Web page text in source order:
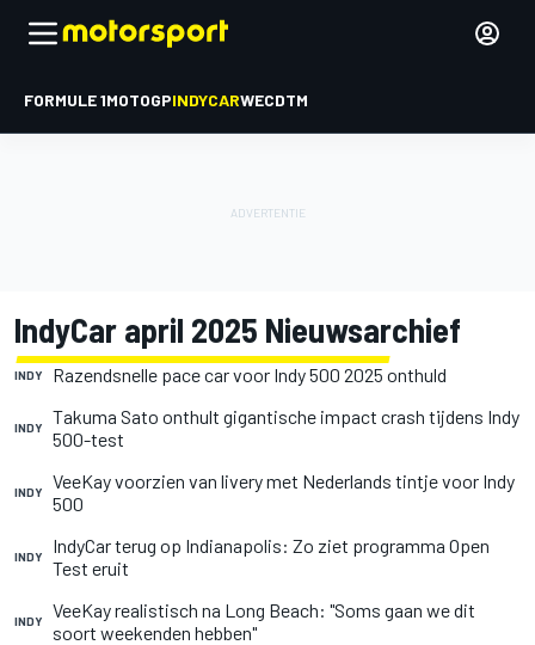
FORMULE 1MOTOGPINDYCARWECDTM
IndyCar april 2025 Nieuwsarchief
INDY Razendsnelle pace car voor Indy 500 2025 onthuld
INDY
Takuma Sato onthult gigantische impact crash tijdens Indy
500-test
INDY
VeeKay voorzien van livery met Nederlands tintje voor Indy
500
INDY
IndyCar terug op Indianapolis: Zo ziet programma Open
Test eruit
INDY
VeeKay realistisch na Long Beach: "Soms gaan we dit
soort weekenden hebben"